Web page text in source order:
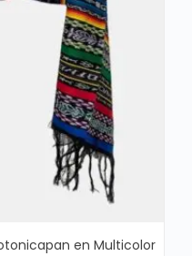
en Multicolor